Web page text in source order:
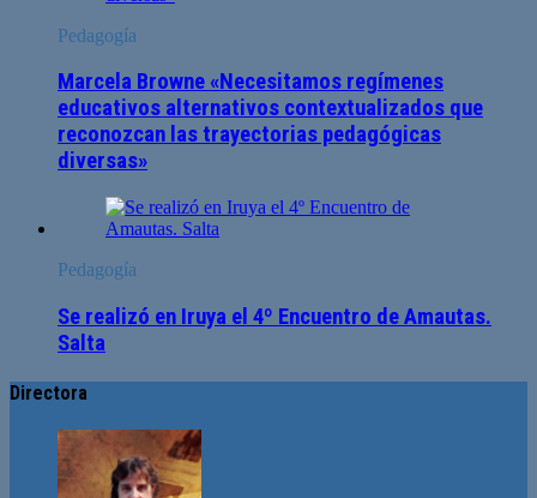
Pedagogía
Marcela Browne «Necesitamos regímenes
educativos alternativos contextualizados que
reconozcan las trayectorias pedagógicas
diversas»
Pedagogía
Se realizó en Iruya el 4º Encuentro de Amautas.
Salta
Directora